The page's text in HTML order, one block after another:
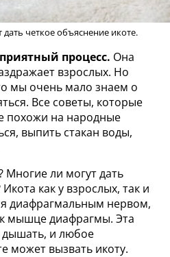
четкое объяснение икоте.
процесс. Она
взрослых. Но
мы очень мало знаем о
Все советы, которые
похожи на народные
выпить стакан воды,
Многие ли могут дать
как у взрослых, так и
диафрагмальным нервом,
мышце диафрагмы. Эта
и любое
может вызвать икоту.